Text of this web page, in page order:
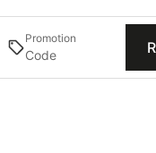
Promotion